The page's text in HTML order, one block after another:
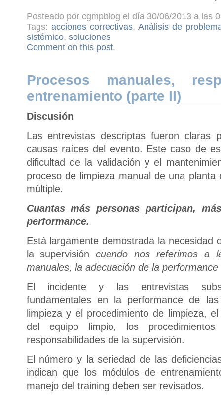
Posteado por cgmpblog el día 30/06/2013 a las
Tags: acciones correctivas,Análisis de
sistémico, soluciones
Comment on this post.
Procesos manuales,
entrenamiento (parte II)
Discusión
Las entrevistas descriptas fueron claras
causas raíces del evento. Este caso de
dificultad de la validación y el
proceso de limpieza manual de una
múltiple.
Cuantas más personas participan,
performance.
Está largamente demostrada la necesidad
la supervisióncuando nos referimos a
manuales, la adecuación de la
El incidente y las entrevistas
fundamentales en la performance de
limpieza y el procedimiento de limpieza,
del equipo limpio, los
responsabilidades de la supervisión.
El número y la seriedad de las
indican que los módulos de
manejo del training deben ser revisados.